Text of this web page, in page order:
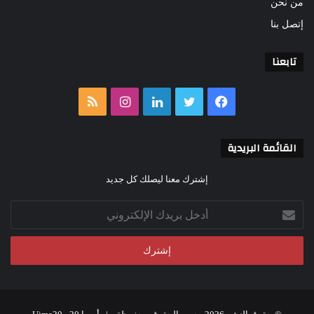
من نحن
إتصل بنا
تابعنا
فيسبوك تويتر لينكدإنانستقرامملخص
القائمة البريدية
إشترك معنا ليصلك كل جديد
بريدك
الإلكتروني